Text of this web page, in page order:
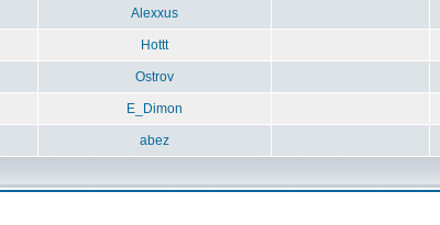
Alexxus
Hottt
Ostrov
E_Dimon
abez